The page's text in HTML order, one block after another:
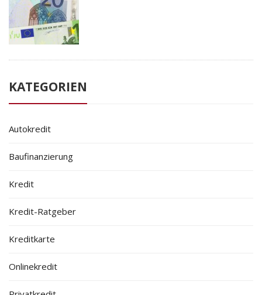
KATEGORIEN
Autokredit
Baufinanzierung
Kredit
Kredit-Ratgeber
Kreditkarte
Onlinekredit